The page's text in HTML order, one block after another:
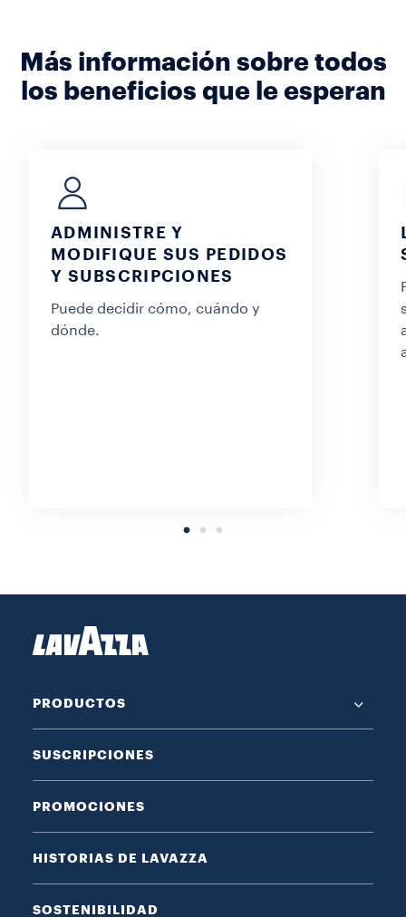
Más información sobre todos
los beneficios que le esperan
ADMINISTRE Y
MODIFIQUE SUS PEDIDOS
Y SUBSCRIPCIONES
Puede decidir cómo, cuándo y
dónde.
PRODUCTOS
SUSCRIPCIONES
PROMOCIONES
HISTORIAS DE LAVAZZA
SOSTENIBILIDAD